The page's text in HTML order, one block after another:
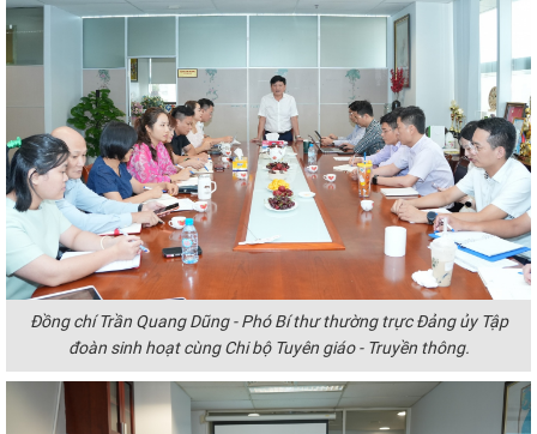
Đồng chí Trần Quang Dũng - Phó Bí thư thường trực Đảng ủy Tập
đoàn sinh hoạt cùng Chi bộ Tuyên giáo - Truyền thông.